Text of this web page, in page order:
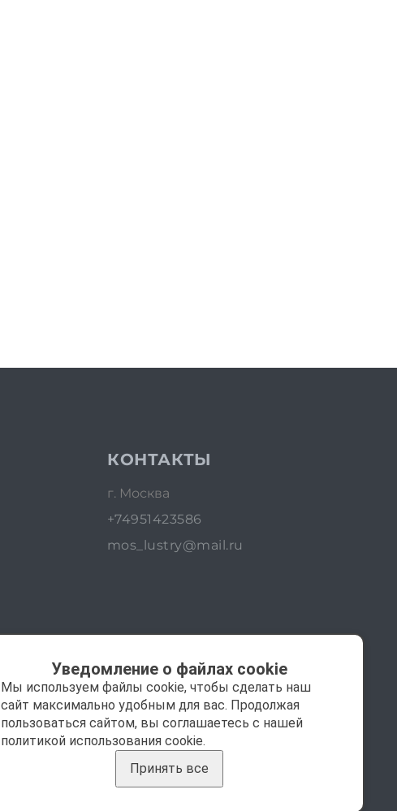
КОНТАКТЫ
г. Москва
+74951423586
mos_lustry@mail.ru
Уведомление о файлах cookie
Мы используем файлы cookie, чтобы сделать наш
сайт максимально удобным для вас. Продолжая
пользоваться сайтом, вы соглашаетесь с нашей
политикой использования cookie.
Принять все